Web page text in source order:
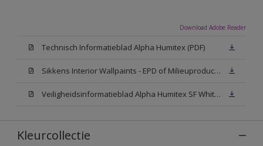
Download Adobe Reader
Technisch Informatieblad Alpha Humitex (PDF)
Sikkens Interior Wallpaints - EPD of Milieuproductverklaring
Veiligheidsinformatieblad Alpha Humitex SF White W05 (MSDS)
Kleurcollectie